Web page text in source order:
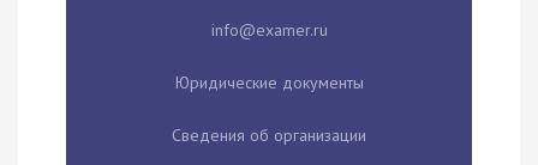
Юридические документы
Сведения об организации